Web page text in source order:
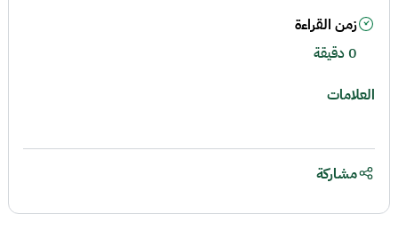
زمن القراءة
0 دقيقة
العلامات
مشاركة